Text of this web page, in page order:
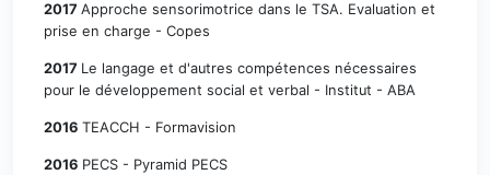
2017 Approche sensorimotrice dans le TSA. Evaluation et
prise en charge - Copes
2017 Le langage et d'autres compétences nécessaires
pour le développement social et verbal - Institut - ABA
2016 TEACCH - Formavision
2016 PECS - Pyramid PECS